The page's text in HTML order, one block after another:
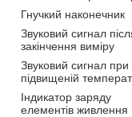
Гнучкий наконечник
Звуковий сигнал
закінчення виміру
Звуковий сигнал при
підвищеній
Індикатор заряду
елементів живлення